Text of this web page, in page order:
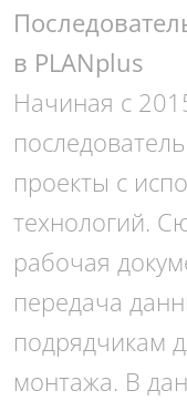
в PLANplus
Начиная с
проекты с
технологий.
рабочая
передача
подрядчикам
монтажа. В